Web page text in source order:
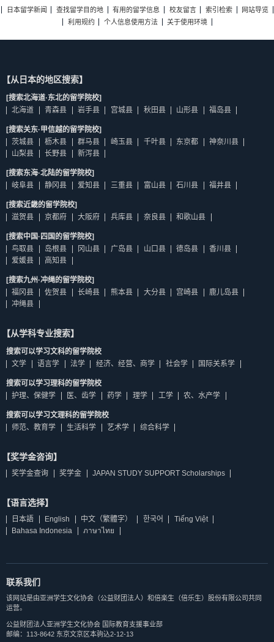
日本留学新闻 查找留学目的地 有用的留学信息 校友留言 索引检索
网站导览
利用规约
个人信息使用方法 关于使用环境
【从日本的地区搜索】
[搜索北海道·东北的留学院校]
北海道
青森县 岩手县 宫城县 秋田县 山形县 福岛县
[搜索关东·甲信越的留学院校]
茨城县
枥木县 群马县 崎玉县 千叶县 东京都
神奈川县
山梨县
长野县 新泻县
[搜索东海·北陆的留学院校]
岐阜县
静冈县 爱知县 三重县 富山县 石川县 福井县
[搜索近畿的留学院校]
滋贺县
京都府 大阪府 兵库县 奈良县 和歌山县
[搜索中国·四国的留学院校]
鸟取县
岛根县 冈山县 广岛县 山口县 德岛县
香川县
爱媛县
高知县
[搜索九州·冲绳的留学院校]
福冈县
佐贺县 长崎县 熊本县 大分县 宫崎县
鹿儿岛县
冲绳县
【从学科专业搜索】
搜索可以学习文科的留学院校
文学
语言学 法学 经济、经营、商学 社会学 国际关系学
搜索可以学习理科的留学院校
护理、保健学
医、齿学 药学 理学 工学 农、水产学
搜索可以学习文理科的留学院校
师范、教育学
生活科学 艺术学 综合科学
【奖学金咨询】
奖学金查询 奖学金 JAPAN STUDY SUPPORT Scholarships
【语言选择】
日本語 English 中文（繁體字） 한국어
Tiếng Việt
Bahasa Indonesia
ภาษาไทย
联系我们
该网站是由亚洲学生文化协会（公益财团法人）和倍楽生（倍乐生）股份有限公司共同
运营。
公益财团法人亚洲学生文化协会 国际教育支援事业部
邮编：113-8642 东京文京区本驹込2-12-13